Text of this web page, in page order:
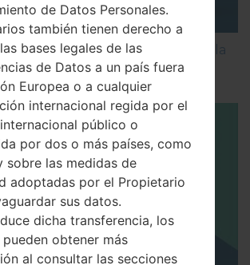
las Opciones de Desarrollador y la
USB en LG?
de Datos Personales.
también tienen derecho a
bases legales de las
de Datos a un país fuera
Europea o a cualquier
internacional regida por el
público o
por dos o más países, como
sobre las medidas de
adoptadas por el Propietario
sus datos.
dicha transferencia, los
pueden obtener más
al consultar las secciones